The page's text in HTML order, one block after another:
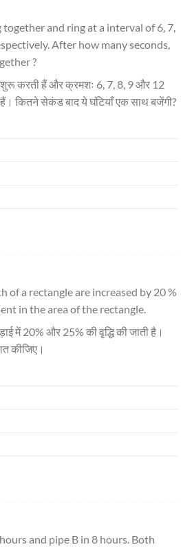
and ring at a interval of 6, 7,
After how many seconds,
?
शुरू करती हैं और क्रमशः 6, 7, 8, 9 और 12
कितने सेकंड बाद ये घंटियाँ एक साथ बजेंगी?
of a rectangle are increased by 20 %
in the area of the rectangle.
में 20% और 25% की वृद्धि की जाती है।
कीजिए।
and pipe B in 8 hours. Both